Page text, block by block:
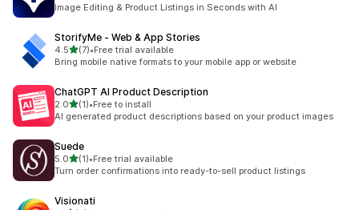
Image Editing & Product Listings in Seconds with AI
StorifyMe ‑ Web & App Stories
4.55つ星中
(7)
合計レビュー数：7件
•Free trial available
Bring mobile native formats to your mobile app or website
ChatGPT AI Product Description
2.05つ星中
(1)
合計レビュー数：1件
•Free to install
AI generated product descriptions based on your product images
Suede
5.05つ星中
(1)
合計レビュー数：1件
•Free trial available
Turn order confirmations into ready-to-sell product listings
Visionati